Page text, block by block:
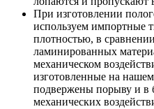
При изготовлении
используем импортные
плотностью, в
ламинированных
механическом
изготовленные на
подвержены порыву и в
механических